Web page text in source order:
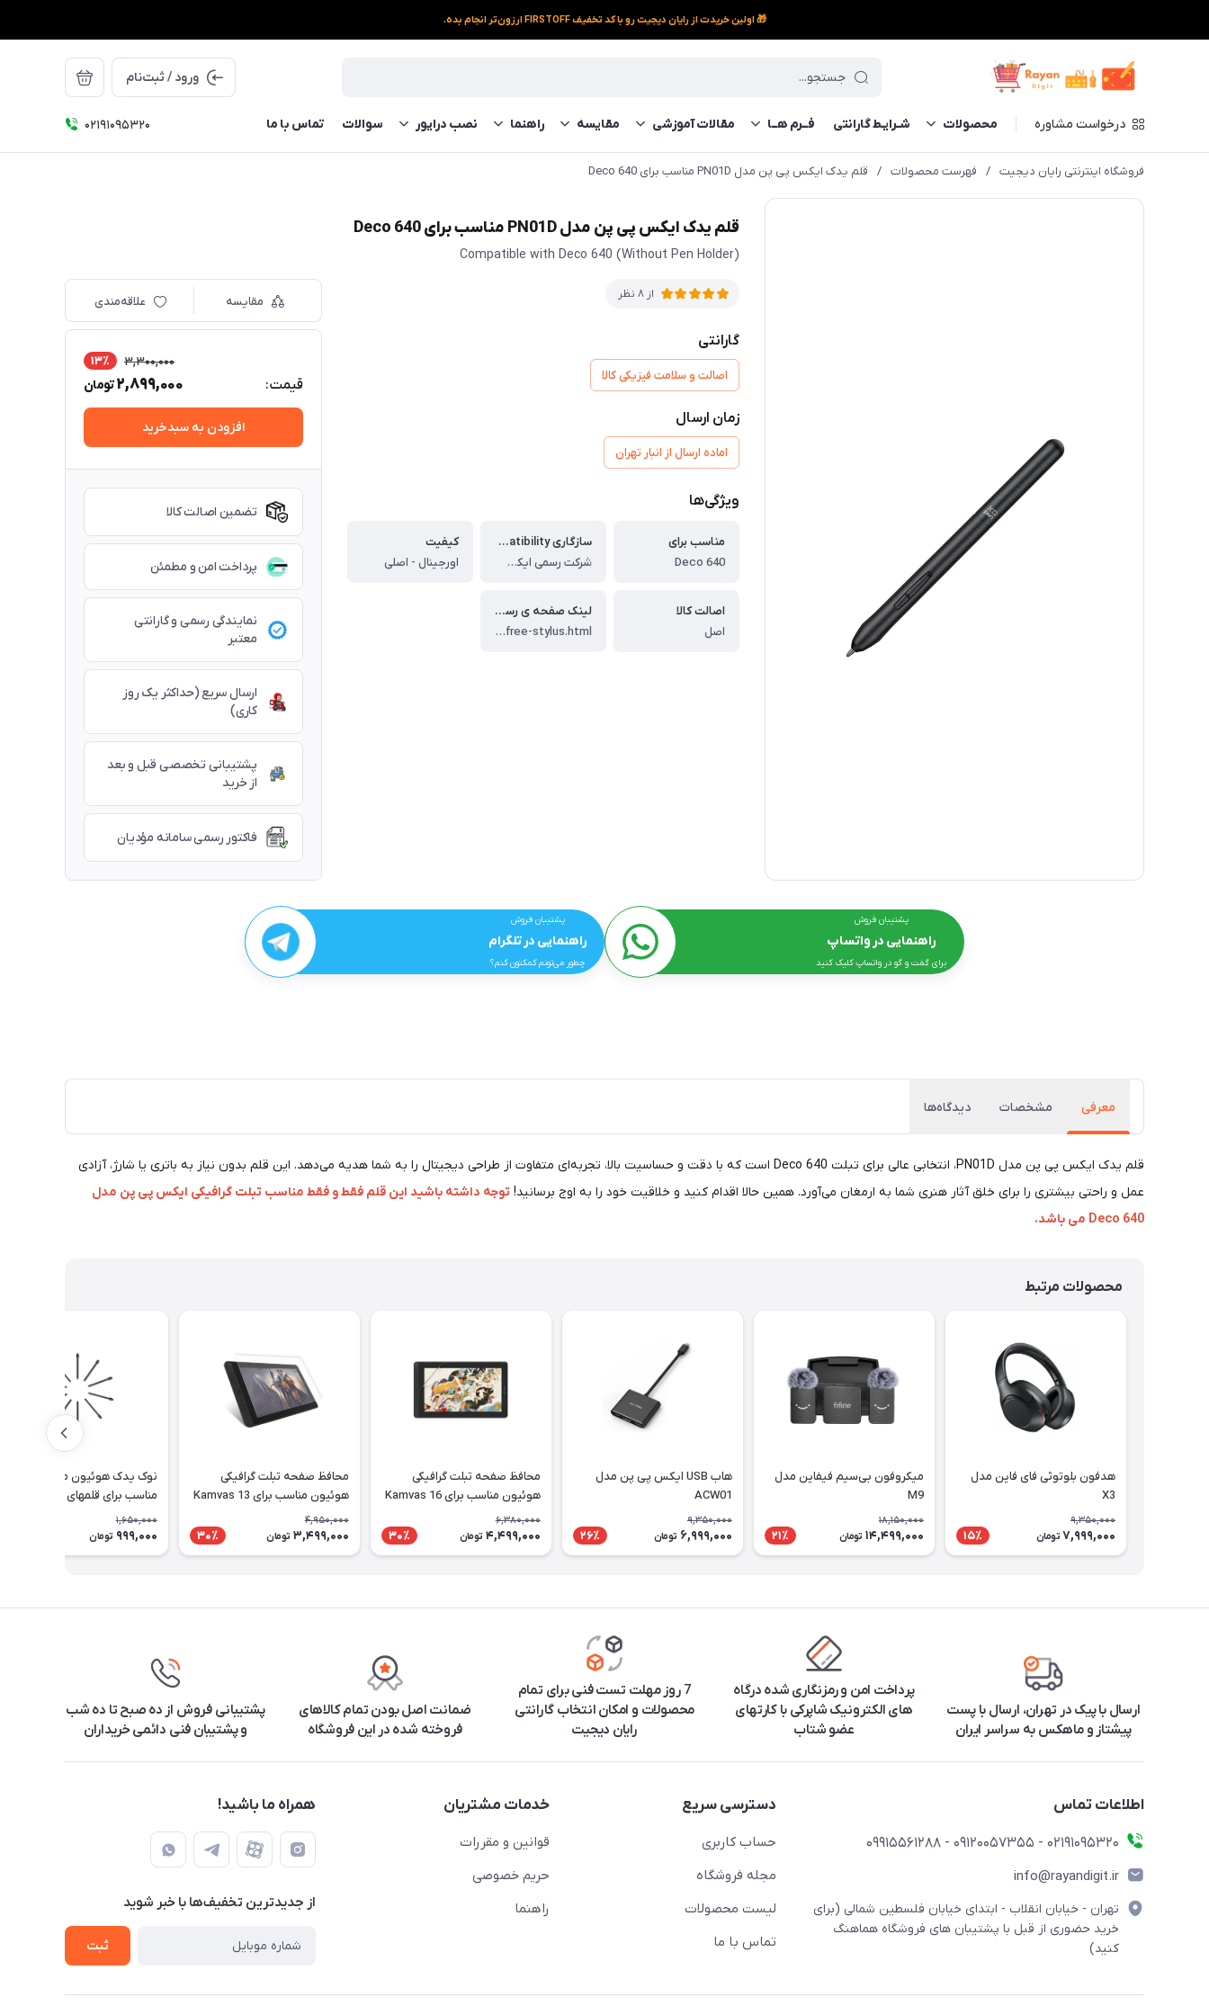
🎁 اولین خریدت از رایان دیجیت رو با کد تخفیف FIRSTOFF ارزون‌تر انجام بده.
ورود / ثبت‌نام
درخواست مشاوره محصولات شـرایـط گارانتی فــرم‌ هــا مقالات آموزشی مقایسه راهنما نصب درایور سوالات تماس با ما ۰۲۱91095320
فروشگاه اینترنتی رایان دیجیت / فهرست محصولات / قلم یدک ایکس پی پن مدل PN01D مناسب برای Deco 640
قلم یدک ایکس پی پن مدل PN01D مناسب برای Deco 640
Compatible with Deco 640 (Without Pen Holder)
از 8 نظر
گارانتی
اصالت و سلامت فیزیکی کالا
زمان ارسال
اماده ارسال از انبار تهران
ویژگی‌ها
مناسب برای
Deco 640
سازگاری Compatibility：
شرکت رسمی ایکس پی پن
کیفیت
اورجینال - اصلی
اصالت کالا
اصل
لینک صفحه ی رسمی محصول در سایت اکس پی پن (لینک را کپی و در نوار مرورگر Paste کنید.)
https://www.xp-pen.com/store/buy/pn01d-battery-free-stylus.html
مقایسه علاقه‌مندی
قیمت:
3,300,000 13٪
2,899,000تومان
افزودن به سبدخرید
تضمین اصالت کالا
پرداخت امن و مطمئن
نمایندگی رسمی و گارانتی
معتبر
ارسال سریع (حداکثر یک روز
کاری)
پشتیبانی تخصصی قبل و بعد
از خرید
فاکتور رسمی سامانه مؤدیان
پشتیبان فروش
راهنمایی در واتساپ
برای گفت و گو در واتساپ کلیک کنید
پشتیبان فروش
راهنمایی در تلگرام
چطور می‌تونم کمکتون کنم؟
معرفی مشخصات دیدگاه‌ها
قلم یدک ایکس پی پن مدل PN01D، انتخابی عالی برای تبلت Deco 640 است که با دقت و حساسیت بالا، تجربه‌ای متفاوت از طراحی دیجیتال را به شما هدیه می‌دهد. این قلم بدون نیاز به باتری یا شارژ، آزادی
عمل و راحتی بیشتری را برای خلق آثار هنری شما به ارمغان می‌آورد. همین حالا اقدام کنید و خلاقیت خود را به اوج برسانید! توجه داشته باشید این قلم فقط و فقط مناسب تبلت گرافیکی ایکس پی پن مدل
Deco 640 می باشد.
محصولات مرتبط
هدفون بلوتوثی فای فاین مدل
X3
9,350,000
7,999,000 تومان 15٪
میکروفون بی‌سیم فیفاین مدل
M9
18,150,000
14,499,000 تومان 21٪
هاب USB ایکس پی پن مدل
ACW01
9,350,000
6,999,000 تومان 26٪
محافظ صفحه تبلت گرافیکی
هوئیون مناسب برای Kamvas 16
6,380,000
4,499,000 تومان 30٪
محافظ صفحه تبلت گرافیکی
هوئیون مناسب برای Kamvas 13
4,950,000
3,499,000 تومان 30٪
PW110
1,650,000
999,000 تومان
ارسال با پیک در تهران، ارسال با پست
پیشتاز و ماهکس به سراسر ایران
پرداخت امن و رمزنگاری شده درگاه
های الکترونیک شاپرکی با کارتهای
عضو شتاب
7 روز مهلت تست فنی برای تمام
محصولات و امکان انتخاب گارانتی
رایان دیجیت
ضمانت اصل بودن تمام کالاهای
فروخته شده در این فروشگاه
پشتیبانی فروش از ده صبح تا ده شب
و پشتیبان فنی دائمی خریداران
اطلاعات تماس
۰۲۱91095320 - 09120057355 - 09915561288
info@rayandigit.ir
تهران - خیابان انقلاب - ابتدای خیابان فلسطین شمالی (برای
خرید حضوری از قبل با پشتیبان های فروشگاه هماهنگ
کنید)
دسترسی سریع
حساب کاربری
مجله فروشگاه
لیست محصولات
تماس با ما
خدمات مشتریان
قوانین و مقررات
حریم خصوصی
راهنما
همراه ما باشید!
از جدید‌ترین تخفیف‌ها با‌ خبر شوید
ثبت